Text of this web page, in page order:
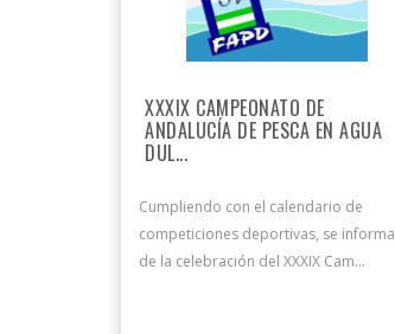
XXXIX CAMPEONATO DE
ANDALUCÍA DE PESCA EN AGUA
DUL...
Cumpliendo con el calendario de
competiciones deportivas, se informa
de la celebración del XXXIX Cam...